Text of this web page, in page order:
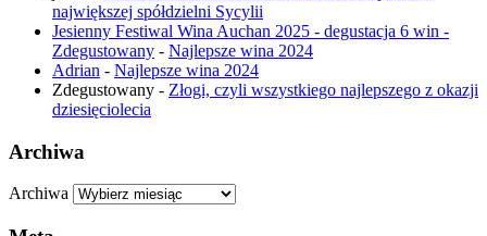
największej spółdzielni Sycylii
Jesienny Festiwal Wina Auchan 2025 - degustacja 6 win -
Zdegustowany - Najlepsze wina 2024
Adrian - Najlepsze wina 2024
Zdegustowany - Złogi, czyli wszystkiego najlepszego z okazji
dziesięciolecia
Archiwa
Archiwa